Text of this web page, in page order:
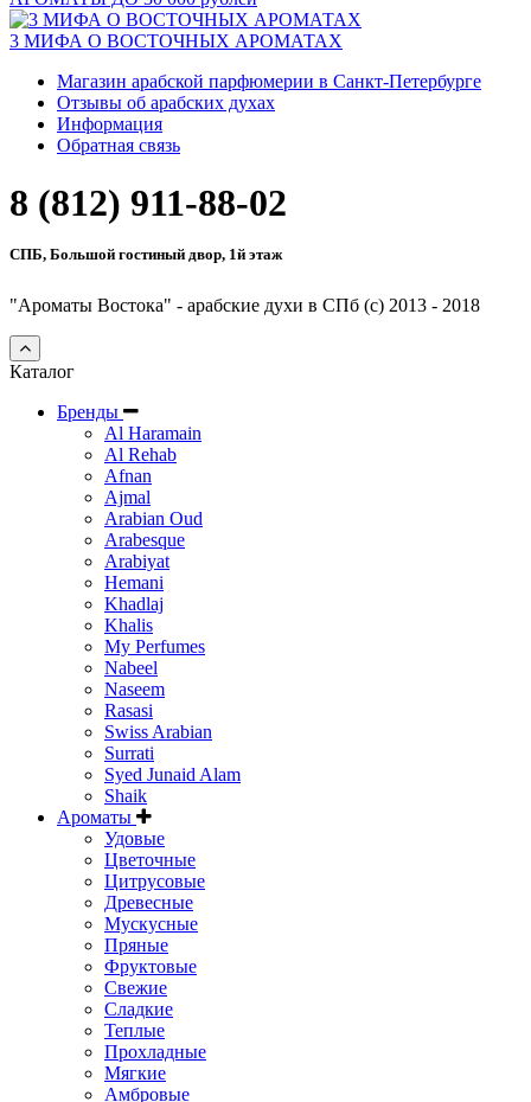
3 МИФА О ВОСТОЧНЫХ АРОМАТАХ
Магазин арабской парфюмерии в Санкт-Петербурге
Отзывы об арабских духах
Информация
Обратная связь
8 (812) 911-88-02
СПБ, Большой гостиный двор, 1й этаж
"Ароматы Востока" - арабские духи в СПб (c) 2013 - 2018
Каталог
Бренды
Al Haramain
Al Rehab
Afnan
Ajmal
Arabian Oud
Arabesque
Arabiyat
Hemani
Khadlaj
Khalis
My Perfumes
Nabeel
Naseem
Rasasi
Swiss Arabian
Surrati
Syed Junaid Alam
Shaik
Ароматы
Удовые
Цветочные
Цитрусовые
Древесные
Мускусные
Пряные
Фруктовые
Свежие
Сладкие
Теплые
Прохладные
Мягкие
Амбровые